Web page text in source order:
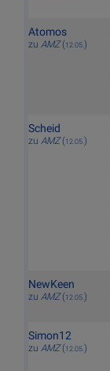
Atomos
zu AMZ( 12.05.)
Scheid
zu AMZ( 12.05.)
NewKeen
zu AMZ( 12.05.)
Simon12
zu AMZ( 12.05.)